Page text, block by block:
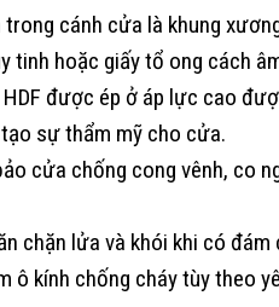
cánh cửa là khung
hoặc giấy tổ ong cách
được ép ở áp lực cao
sự thẩm mỹ cho cửa.
cửa chống cong vênh, co
chặn lửa và khói khi có đám
kính chống cháy tùy theo